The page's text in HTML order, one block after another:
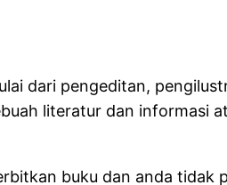
dari pengeditan,
literatur dan informasi
buku dan anda